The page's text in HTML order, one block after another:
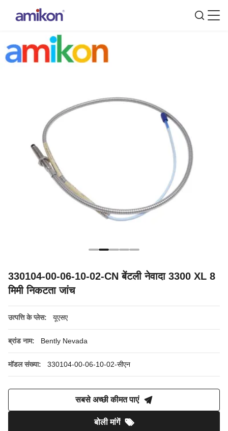
330104-00-06-10-02-CN बेंटली नेवादा 3300 XL 8
मिमी निकटता जांच
उत्पत्ति के प्लेस: यूएसए
ब्रांड नाम: Bently Nevada
मॉडल संख्या: 330104-00-06-10-02-सीएन
सबसे अच्छी कीमत पाएं
बोली मांगें